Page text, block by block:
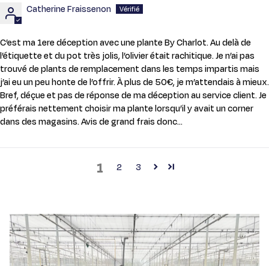
Catherine Fraissenon
C’est ma 1ere déception avec une plante By Charlot. Au delà de
l’étiquette et du pot très jolis, l’olivier était rachitique. Je n’ai pas
trouvé de plants de remplacement dans les temps impartis mais
j’ai eu un peu honte de l’offrir. À plus de 50€, je m’attendais à mieux.
Bref, déçue et pas de réponse de ma déception au service client. Je
préférais nettement choisir ma plante lorsqu’il y avait un corner
dans des magasins. Avis de grand frais donc…
1 2 3